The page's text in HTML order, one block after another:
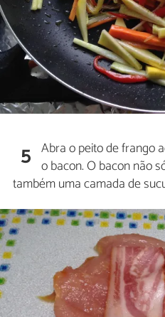
5 Abra o peito de frango
o bacon. O bacon não
também uma camada de